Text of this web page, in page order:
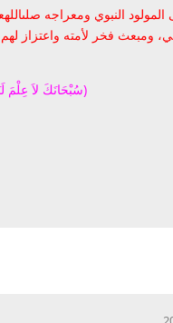
المولود النبوي ومعراجه
ومبعث فخر لأمته واعتزاز
(سُبْحَانَكَ لاَ عِلْمَ